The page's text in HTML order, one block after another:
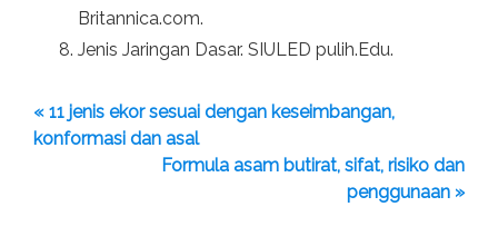
Britannica.com.
Jenis Jaringan Dasar. SIULED pulih.Edu.
« 11 jenis ekor sesuai dengan keseimbangan,
konformasi dan asal
Formula asam butirat, sifat, risiko dan
penggunaan »